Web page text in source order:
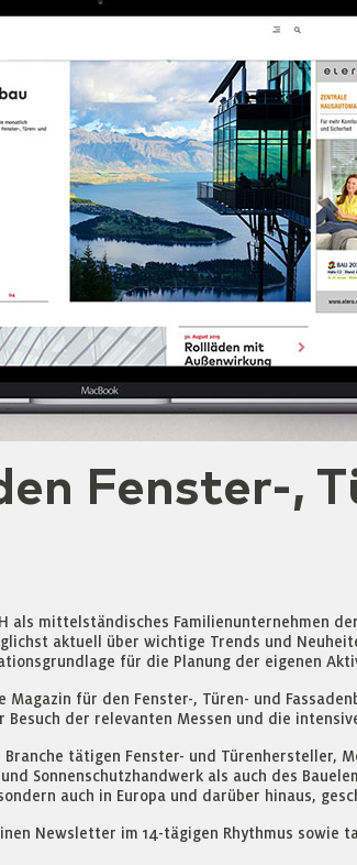
Fenster-,
mittelständisches Familienunternehmen
aktuell über wichtige Trends und
für die Planung der eigenen
für den Fenster-, Türen- und
der relevanten Messen und die
tätigen Fenster- und Türenhersteller,
Sonnenschutzhandwerk als auch des
auch in Europa und darüber hinaus,
Newsletter im 14-tägigen Rhythmus sowie